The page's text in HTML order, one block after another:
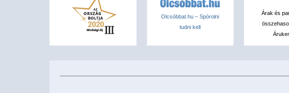
Olcsóbbat.hu – Spórolni
tudni kell
Árak és